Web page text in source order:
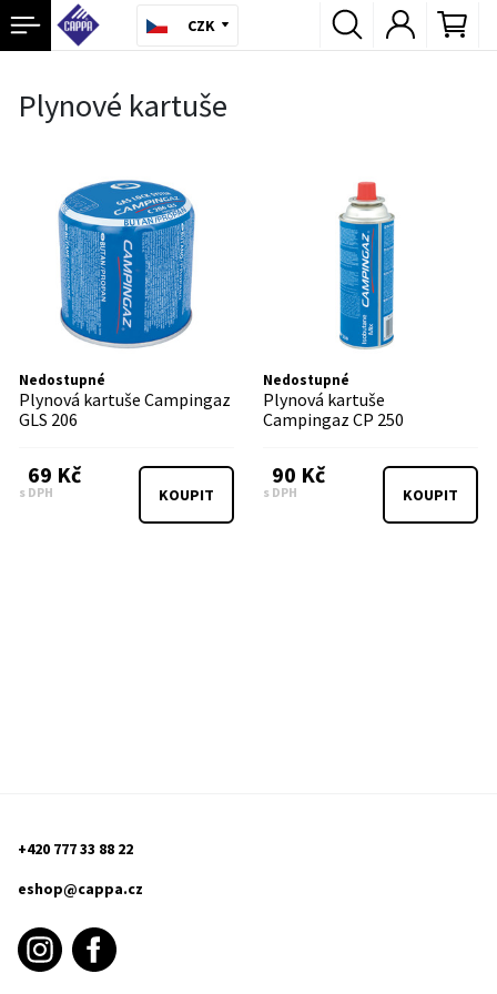
CZK
Plynové kartuše
Nedostupné
Plynová kartuše Campingaz
GLS 206
69 Kč
s DPH KOUPIT
Nedostupné
Plynová kartuše
Campingaz CP 250
90 Kč
s DPH KOUPIT
+420 777 33 88 22
eshop@cappa.cz